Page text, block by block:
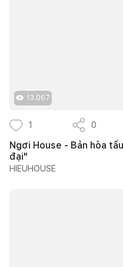
13.067
1 0
Ngơi House - Bản hòa
đại"
HIEUHOUSE